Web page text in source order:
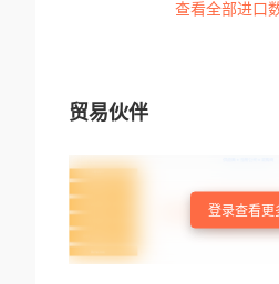
查看全部进口
贸易伙伴
登录查看更